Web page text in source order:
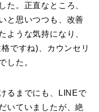
た。正直なところ、
と思いつつも、改善
ような気持になり、
ですね)、カウンセリ
した。
るまでにも、LINEで
いていましたが、絶